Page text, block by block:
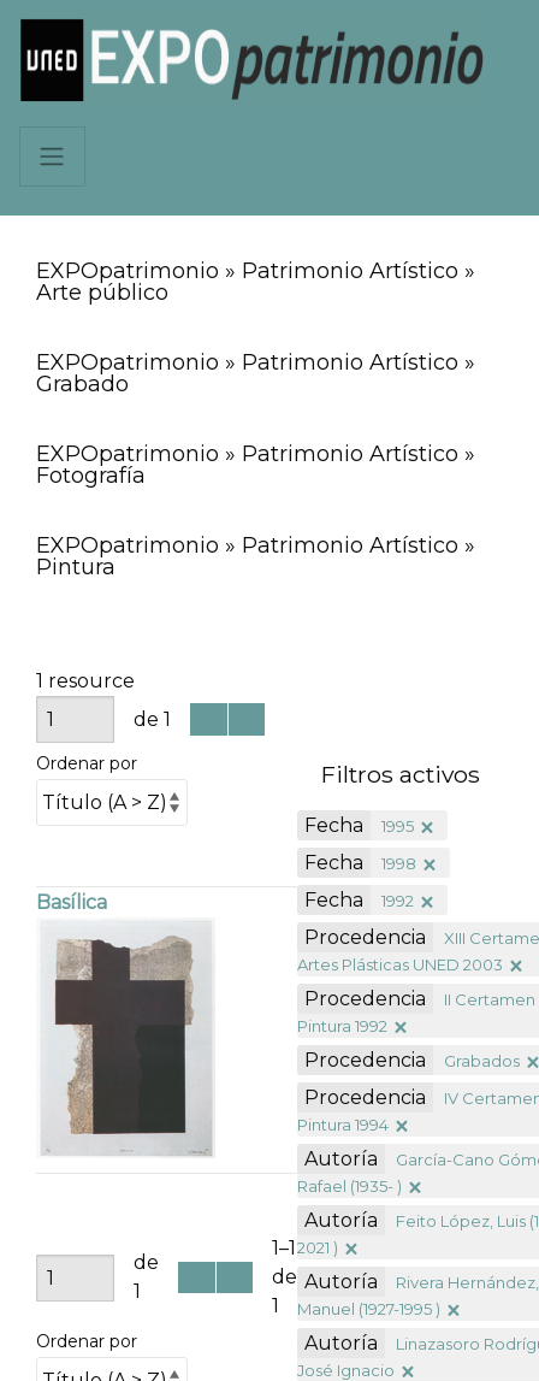
EXPOpatrimonio » Patrimonio Artístico »
Arte público
EXPOpatrimonio » Patrimonio Artístico »
Grabado
EXPOpatrimonio » Patrimonio Artístico »
Fotografía
EXPOpatrimonio » Patrimonio Artístico »
Pintura
1 resource
de 1
Ordenar por
Basílica
de
1
1–1
de
1
Ordenar por
Filtros activos
Fecha 1995
Fecha 1998
Fecha 1992
Procedencia
XIII
Artes Plásticas UNED 2003
Procedencia
II
Pintura 1992
Procedencia Grabados
Procedencia
IV
Pintura 1994
Autoría
García-Cano
Rafael (1935- )
Autoría
Feito López, Luis
2021 )
Autoría
Rivera Hernández,
Manuel (1927-1995 )
Autoría
Linazasoro
José Ignacio